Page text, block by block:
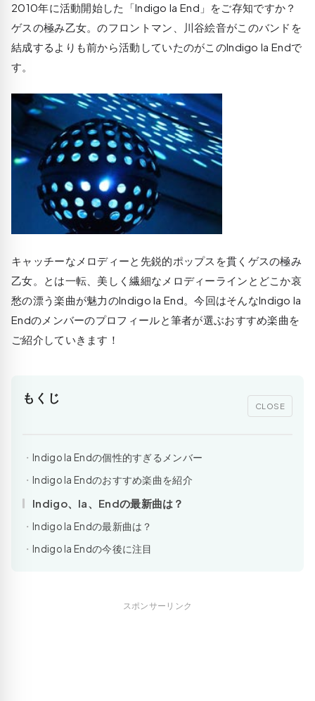
2010年に活動開始した「Indigo la End」をご存知ですか？
ゲスの極み乙女。のフロントマン、川谷絵音がこのバンドを
結成するよりも前から活動していたのがこのIndigo la Endで
す。
キャッチーなメロディーと先鋭的ポップスを貫くゲスの極み
乙女。とは一転、美しく繊細なメロディーラインとどこか哀
愁の漂う楽曲が魅力のIndigo la End。今回はそんなIndigo la
Endのメンバーのプロフィールと筆者が選ぶおすすめ楽曲を
ご紹介していきます！
もくじ
CLOSE
Indigo la Endの個性的すぎるメンバー
Indigo la Endのおすすめ楽曲を紹介
Indigo、la、Endの最新曲は？
Indigo la Endの最新曲は？
Indigo la Endの今後に注目
スポンサーリンク